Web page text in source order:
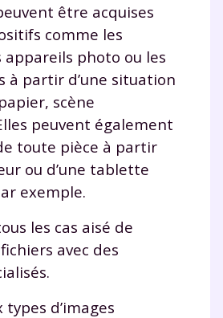
être acquises
comme les
appareils photo ou les
à partir d’une situation
scène
peuvent également
toute pièce à partir
ou d’une tablette
exemple.
les cas aisé de
avec des
d’images